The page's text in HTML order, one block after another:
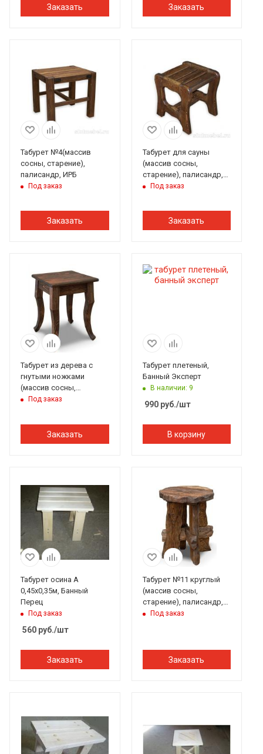
Заказать Заказать
Табурет №4(массив
сосны, старение),
палисандр, ИРБ
Под заказ
Заказать
Табурет для сауны
(массив сосны,
старение), палисандр,
ИРБПод заказ
Заказать
Табурет из дерева с
гнутыми ножками
(массив сосны,
старение), палисандр,
Под заказ
Заказать
Табурет плетеный,
Банный Эксперт
В наличии: 9
990руб./шт
В корзину
Табурет осина А
0,45х0,35м, Банный
Перец
Под заказ
560 руб./шт
Заказать
Табурет №11 круглый
(массив сосны,
старение), палисандр,
ИРБПод заказ
Заказать